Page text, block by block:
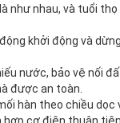
như nhau, và tuổi
khởi động và
nước, bảo vệ nối
được an toàn.
hàn theo chiều dọc